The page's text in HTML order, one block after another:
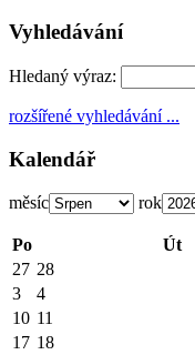
Vyhledávání
Hledaný výraz:
rozšířené vyhledávání ...
Kalendář
měsíc rok
Po Út
27 28
3
4
10 11
17 18